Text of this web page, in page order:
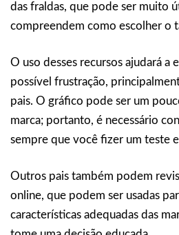
das fraldas, que pode ser muito
compreendem como escolher o
O uso desses recursos ajudará a
possível frustração,
pais. O gráfico pode ser um
marca; portanto, é necessário
sempre que você fizer um teste
Outros pais também podem
online, que podem ser usadas
características adequadas das